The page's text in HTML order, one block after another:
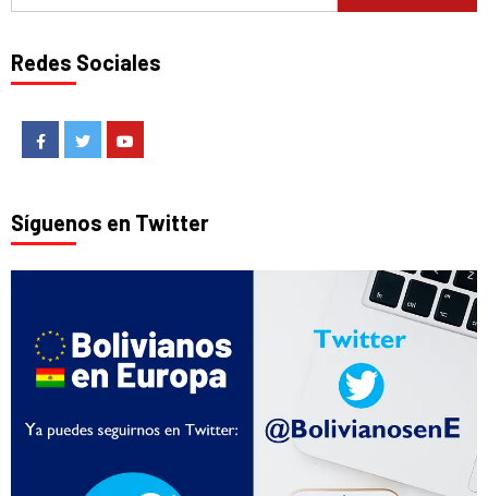
Redes Sociales
FacebookTwitter
Síguenos en Twitter